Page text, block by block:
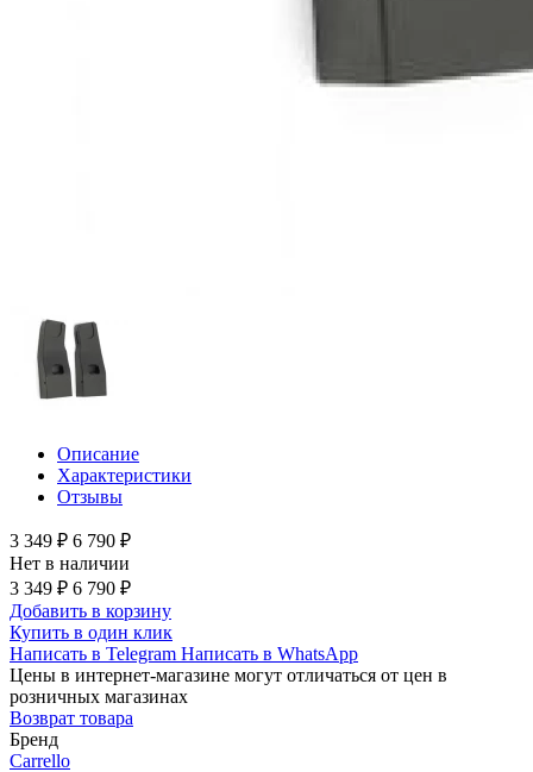
Описание
Характеристики
Отзывы
3 349 ₽ 6 790 ₽
Нет в наличии
3 349 ₽ 6 790 ₽
Добавить в корзину
Купить в один клик
Написать в Telegram Написать в WhatsApp
Цены в интернет-магазине могут отличаться от цен в
розничных магазинах
Возврат товара
Бренд
Carrello